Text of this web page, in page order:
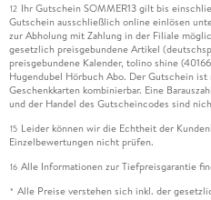
12 Ihr Gutschein SOMMER13 gilt bis
Gutschein ausschließlich online einlösen
zur Abholung mit Zahlung in der Filiale
gesetzlich preisgebundene Artikel
preisgebundene Kalender, tolino shine
Hugendubel Hörbuch Abo. Der Gutschein
Geschenkkarten kombinierbar. Eine
und der Handel des Gutscheincodes sind
15 Leider können wir die Echtheit der
Einzelbewertungen nicht prüfen.
16 Alle Informationen zur Tiefpreisgarantie
* Alle Preise verstehen sich inkl. der